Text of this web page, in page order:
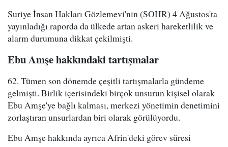
Suriye İnsan Hakları Gözlemevi'nin (SOHR) 4 Ağustos'ta
yayınladığı raporda da ülkede artan askeri hareketlilik ve
alarm durumuna dikkat çekilmişti.
Ebu Amşe hakkındaki tartışmalar
62. Tümen son dönemde çeşitli tartışmalarla gündeme
gelmişti. Birlik içerisindeki birçok unsurun kişisel olarak
Ebu Amşe'ye bağlı kalması, merkezi yönetimin denetimini
zorlaştıran unsurlardan biri olarak görülüyordu.
Ebu Amşe hakkında ayrıca Afrin'deki görev süresi